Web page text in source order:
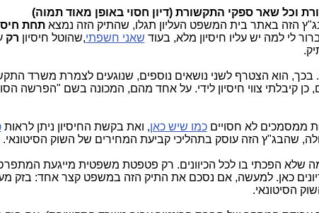
הזה באתר בית המשפט העליון תגלו, שהתיק הזה נמצאתחת
לי למה יש עליו חיסיון מלא, בעוד שאני חשפתי,שהוטל חיסיון רק
בכך, הוא הצטרף לשני נושאים נוספים, שנוגעים לצמרת משרד
כן קיבלתי צווי חיסיון לידי. על אחד מהם, המכונה בשם "הפרשה
ממסמכים לא חסוייםכמו שיש כאן, ואת בקשת החיסיון ניתן לראות
שהבג"ץ הזה עוסק בתהליכי קביעת המחירים של השוק הסיטונאי.
שלא הפכתי בו לכל הכיוונים. רק פטפטת משפטית מייגעת
כאן. למעשה, אם נסכם את התיק הזה במשפט קצר אחד: בזק
הסיטונאי.